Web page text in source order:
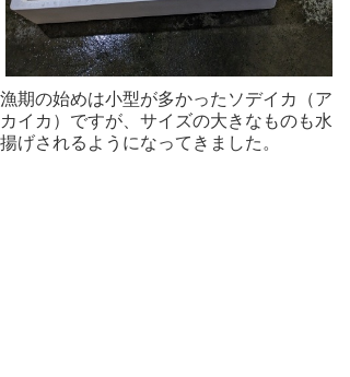
漁期の始めは小型が多かったソデイカ（ア
カイカ）ですが、サイズの大きなものも水
揚げされるようになってきました。